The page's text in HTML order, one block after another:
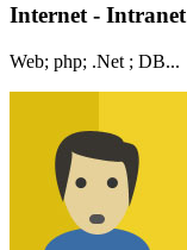
Internet - Intranet
Web; php; .Net ; DB...